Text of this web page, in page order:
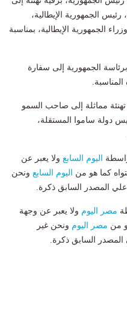
الجمهورية الإيطالية،
الجمهورية الإيطالية، بمناسبة
الجمهورية إلى سفارة
المناسبة.
مماثلة إلى صاحب السمو
دولة ساموا المستقلة،
اليوم السابع ولا يعبر عن
كما هو من اليوم السابع ونحن
المصدر السابق ذكرة.
مصر اليوم ولا يعبر عن وجهة
من مصر اليوم ونحن غير
السابق ذكرة.